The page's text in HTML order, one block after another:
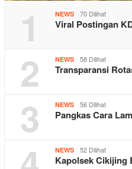
1 NEWS 70 Dilihat
Viral Postingan
2 NEWS 58 Dilihat
Transparansi
3 NEWS 56 Dilihat
Pangkas Cara
NEWS 52 Dilihat
Kapolsek Cikijing